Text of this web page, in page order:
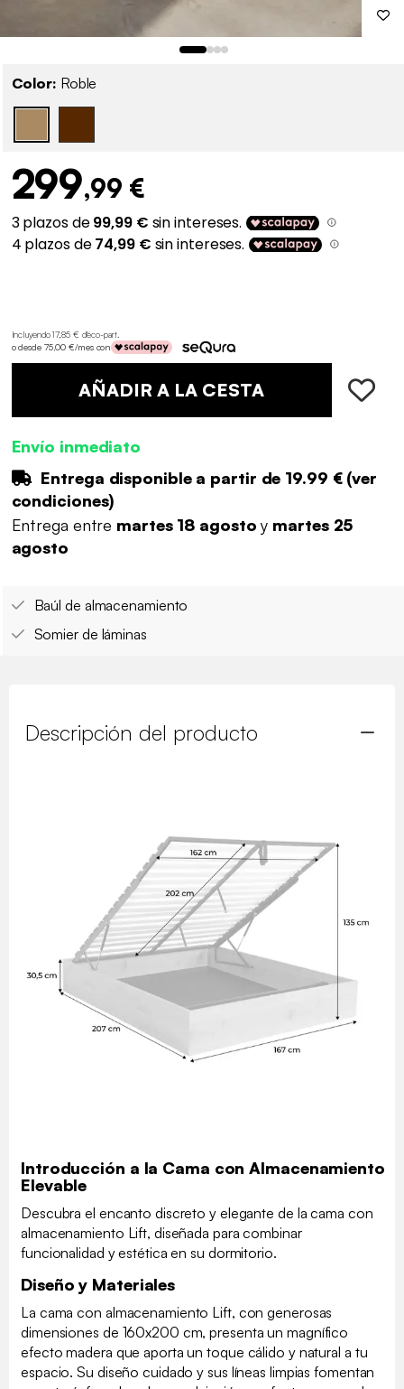
Color: Roble
299,99 €
Incluyendo 17,85 € d'éco-part.
o desde 75,00 €/mes con
AÑADIR A LA CESTA
Envío inmediato
Entrega disponible a partir de 19.99 €(ver
condiciones)
Entrega entre martes 18 agostoy martes 25
agosto
Baúl de almacenamiento
Somier de láminas
Descripción del producto
Introducción a la Cama con Almacenamiento
Elevable
Descubra el encanto discreto y elegante de la cama con
almacenamiento Lift, diseñada para combinar
funcionalidad y estética en su dormitorio.
Diseño y Materiales
La cama con almacenamiento Lift, con generosas
dimensiones de 160x200 cm, presenta un magnífico
efecto madera que aporta un toque cálido y natural a tu
espacio. Su diseño cuidado y sus líneas limpias fomentan